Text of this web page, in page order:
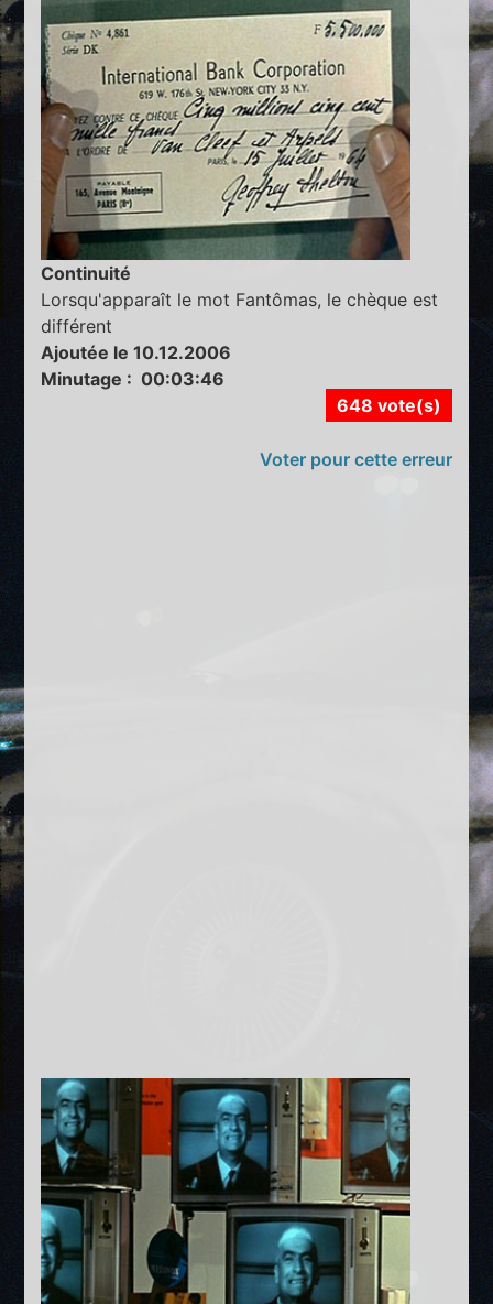
Continuité
Lorsqu'apparaît le mot Fantômas, le chèque est
différent
Ajoutée le 10.12.2006
Minutage : 00:03:46
648 vote(s)
Voter pour cette erreur